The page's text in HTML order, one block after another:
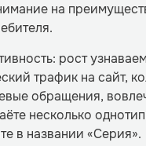
на
рост
трафик на сайт,
обращения,
несколько
в названии «Серия».